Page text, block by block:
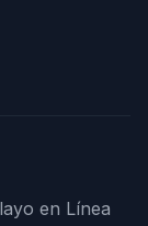
en Línea